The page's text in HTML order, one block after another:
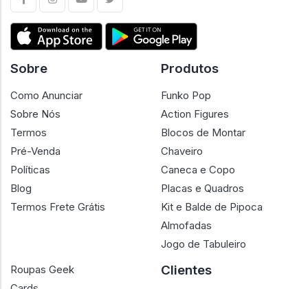
Sobre
Como Anunciar
Sobre Nós
Termos
Pré-Venda
Políticas
Blog
Termos Frete Grátis
Produtos
Funko Pop
Action Figures
Blocos de Montar
Chaveiro
Caneca e Copo
Placas e Quadros
Kit e Balde de Pipoca
Almofadas
Jogo de Tabuleiro
Roupas Geek
Clientes